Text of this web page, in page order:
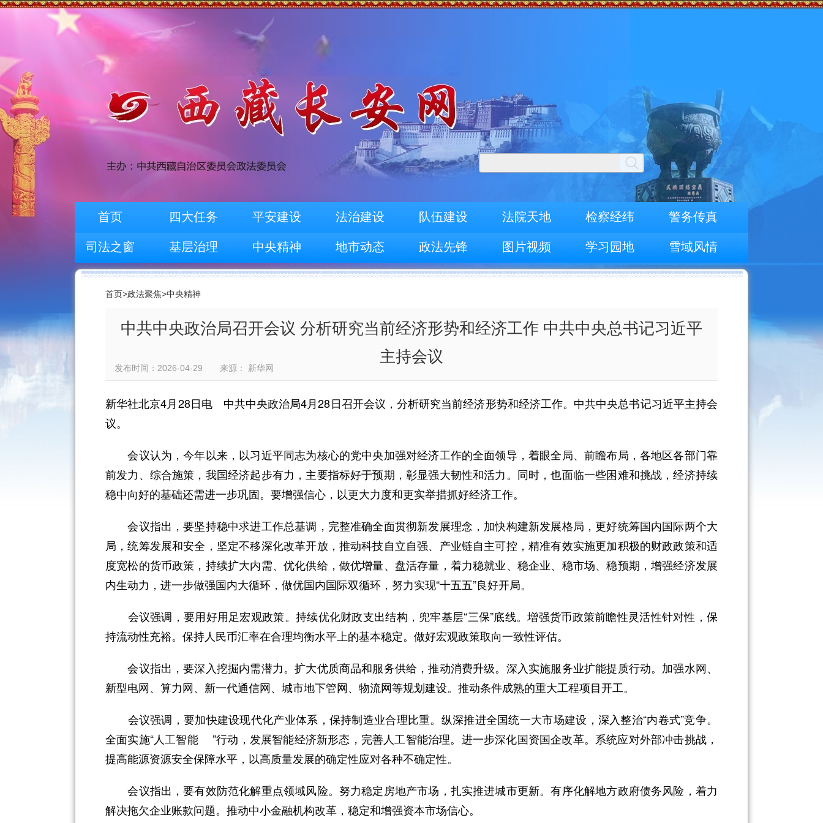
首页 四大任务 平安建设 法治建设 队伍建设 法院天地 检察经纬 警务传真
司法之窗 基层治理 中央精神 地市动态 政法先锋 图片视频 学习园地 雪域风情
首页>政法聚焦>中央精神
中共中央政治局召开会议 分析研究当前经济形势和经济工作 中共中央总书记习近平
主持会议
发布时间：2026-04-29 来源： 新华网
新华社北京4月28日电 中共中央政治局4月28日召开会议，分析研究当前经济形势和经济工作。中共中央总书记习近平主持会
议。
会议认为，今年以来，以习近平同志为核心的党中央加强对经济工作的全面领导，着眼全局、前瞻布局，各地区各部门靠
前发力、综合施策，我国经济起步有力，主要指标好于预期，彰显强大韧性和活力。同时，也面临一些困难和挑战，经济持续
稳中向好的基础还需进一步巩固。要增强信心，以更大力度和更实举措抓好经济工作。
会议指出，要坚持稳中求进工作总基调，完整准确全面贯彻新发展理念，加快构建新发展格局，更好统筹国内国际两个大
局，统筹发展和安全，坚定不移深化改革开放，推动科技自立自强、产业链自主可控，精准有效实施更加积极的财政政策和适
度宽松的货币政策，持续扩大内需、优化供给，做优增量、盘活存量，着力稳就业、稳企业、稳市场、稳预期，增强经济发展
内生动力，进一步做强国内大循环，做优国内国际双循环，努力实现“十五五”良好开局。
会议强调，要用好用足宏观政策。持续优化财政支出结构，兜牢基层“三保”底线。增强货币政策前瞻性灵活性针对性，保
持流动性充裕。保持人民币汇率在合理均衡水平上的基本稳定。做好宏观政策取向一致性评估。
会议指出，要深入挖掘内需潜力。扩大优质商品和服务供给，推动消费升级。深入实施服务业扩能提质行动。加强水网、
新型电网、算力网、新一代通信网、城市地下管网、物流网等规划建设。推动条件成熟的重大工程项目开工。
会议强调，要加快建设现代化产业体系，保持制造业合理比重。纵深推进全国统一大市场建设，深入整治“内卷式”竞争。
全面实施“人工智能 ”行动，发展智能经济新形态，完善人工智能治理。进一步深化国资国企改革。系统应对外部冲击挑战，
提高能源资源安全保障水平，以高质量发展的确定性应对各种不确定性。
会议指出，要有效防范化解重点领域风险。努力稳定房地产市场，扎实推进城市更新。有序化解地方政府债务风险，着力
解决拖欠企业账款问题。推动中小金融机构改革，稳定和增强资本市场信心。